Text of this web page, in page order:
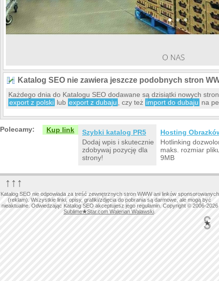
Katalog SEO nie zawiera jeszcze podobnych stron
Każdego dnia do Katalogu SEO dodawane są dzisiątki nowych
export z polski lub export z dubaju , czy też import do dubaju na
Polecamy: Kup link
Szybki katalog PR5
Dodaj wpis i skutecznie
zdobywaj pozycję dla
strony!
Hosting
Hotlinking
maks. rozmiar
9MB
↑↑↑
Katalog SEO nie odpowiada za treść zewnętrznych stron WWW ani linków sponsorowanych
(reklam). Wszystkie linki, opisy, grafiki/zdjęcia do pobrania są darmowe, ale mogą być
nieaktualne. Odwiedzając Katalog SEO akceptujesz jego regulamin. Copyright © 2006-2026
Sublime★Star.com Walerian Walawski